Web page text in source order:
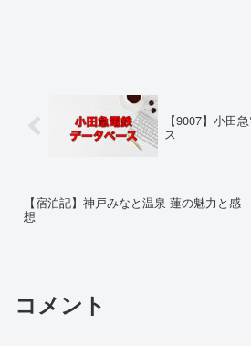
【9007】小田
ス
【宿泊記】神戸みなと温泉 蓮の魅力と感
想
コメント